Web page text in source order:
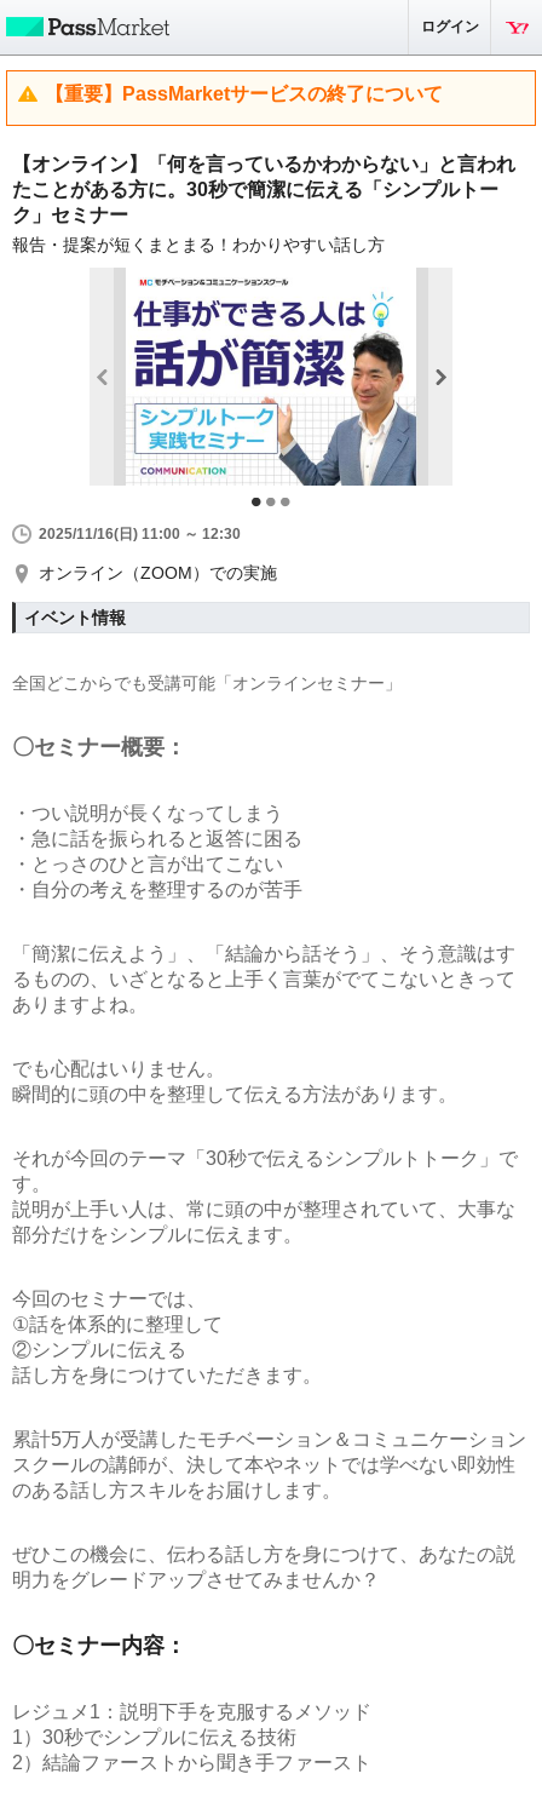
ログイン
【重要】PassMarketサービスの終了について
【オンライン】「何を言っているかわからない」と言われ
たことがある方に。30秒で簡潔に伝える「シンプルトー
ク」セミナー
報告・提案が短くまとまる！わかりやすい話し方
2025/11/16(日) 11:00 ～ 12:30
オンライン（ZOOM）での実施
イベント情報
全国どこからでも受講可能「オンラインセミナー」
〇セミナー概要：
・つい説明が長くなってしまう
・急に話を振られると返答に困る
・とっさのひと言が出てこない
・自分の考えを整理するのが苦手
「簡潔に伝えよう」、「結論から話そう」、そう意識はす
るものの、いざとなると上手く言葉がでてこないときって
ありますよね。
でも心配はいりません。
瞬間的に頭の中を整理して伝える方法があります。
それが今回のテーマ 「30秒で伝えるシンプルトトーク」 で
す。
説明が上手い人は、常に頭の中が整理されていて、大事な
部分だけをシンプルに伝えます。
今回のセミナーでは、
①話を体系的に整理して
②シンプルに伝える
話し方を身につけていただきます。
累計5万人が受講したモチベーション＆コミュニケーション
スクールの講師が、決して本やネットでは学べない即効性
のある話し方スキルをお届けします。
ぜひこの機会に、伝わる話し方を身につけて、あなたの説
明力をグレードアップさせてみませんか？
〇セミナー内容：
レジュメ1：説明下手を克服するメソッド
1）30秒でシンプルに伝える技術
2）結論ファーストから聞き手ファースト